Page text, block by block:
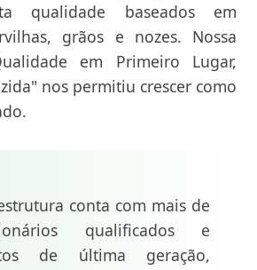
qualidade baseados em
grãos e nozes. Nossa
em Primeiro Lugar,
nos permitiu crescer como
conta com mais de
qualificados e
de última geração,